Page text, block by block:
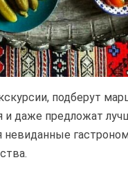
подберут
и даже предложат